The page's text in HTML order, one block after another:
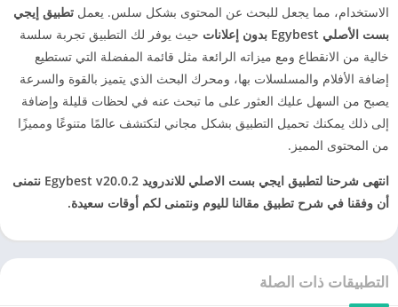
الاستخدام، مما يجعل للبحث عن المحتوى بشكل سلس. يعمل تطبيق إيجي
بست الأصلي Egybest بدون إعلانات
حيث يوفر لك التطبيق تجربة سلسة
خالية من الانقطاع ومع ميزاته الرائعة مثل قائمة المفضلة التي تستطيع
إضافة الأفلام والمسلسلات بها، ومحرك البحث الذي يتميز بالقوة والسرعة
يصبح من السهل عليك العثور على ما تبحث عنه في لحظات قليلة وإضافة
إلى ذلك يمكنك تحميل التطبيق بشكل مجاني لتكتشف عالمًا متنوعًا ومميزًا
من المحتوى المميز.
انتهى شرحنا لتطبيق ايجي بست الاصلي للاندرويد Egybest v20.0.2 نتمنى
أن وفقنا في شرح تطبيق مقالنا لليوم ونتمنى لكم أوقات سعيدة.
التطبيقات ذات الصلة